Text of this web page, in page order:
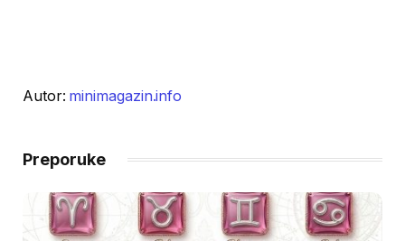
Autor: minimagazin.info
Preporuke